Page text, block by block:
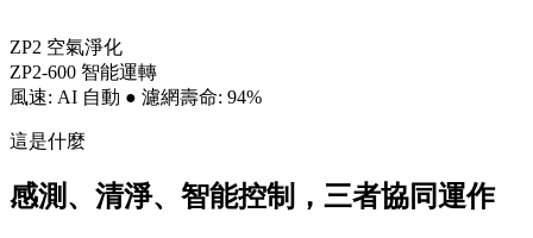
ZP2 空氣淨化
ZP2-600 智能運轉
風速: AI 自動 ● 濾網壽命: 94%
這是什麼
感測、清淨、智能控制，三者協同運作